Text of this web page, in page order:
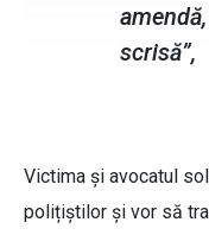
scrisă”,
Victima și avocatul
polițiștilor și vor să